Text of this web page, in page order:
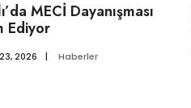
MECİ Dayanışması
Ediyor
2026 | Haberler